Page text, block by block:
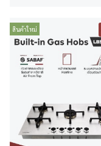
สินค้าใหม่